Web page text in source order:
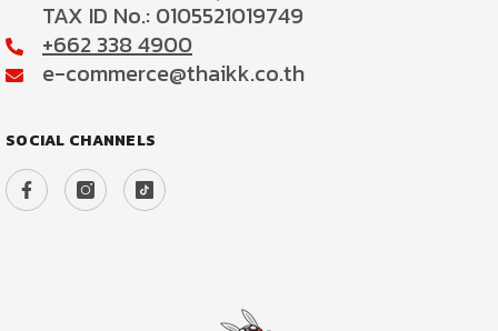
TAX ID No.: 0105521019749
+662 338 4900
e-commerce@thaikk.co.th
SOCIAL CHANNELS